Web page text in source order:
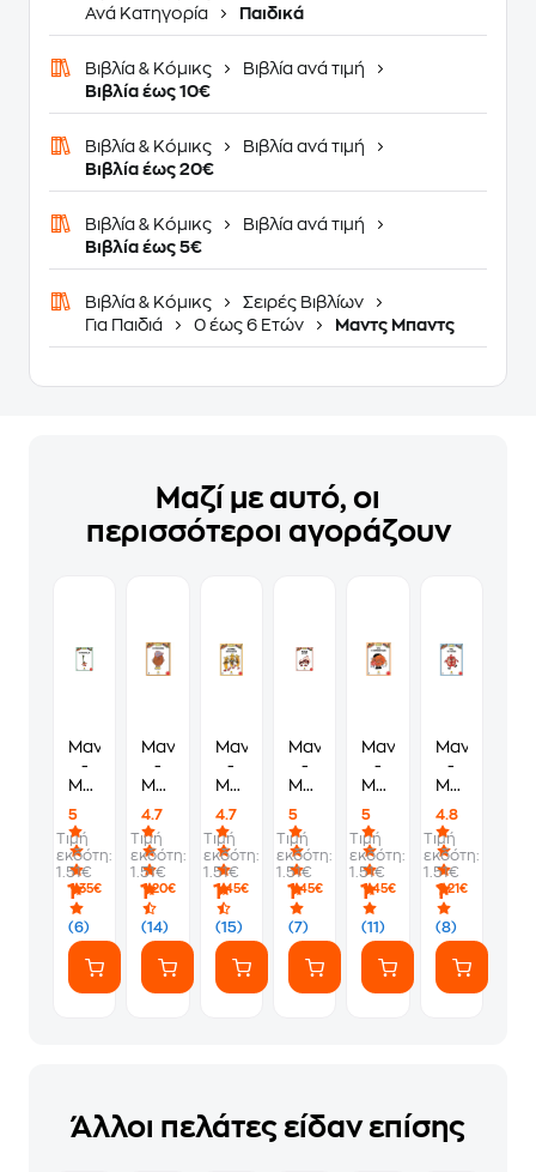
Ανά Κατηγορία
Παιδικά
Βιβλία & Κόμικς
Βιβλία ανά τιμή
Βιβλία έως 10€
Βιβλία & Κόμικς
Βιβλία ανά τιμή
Βιβλία έως 20€
Βιβλία & Κόμικς
Βιβλία ανά τιμή
Βιβλία έως 5€
Βιβλία & Κόμικς
Σειρές Βιβλίων
Για Παιδιά
0 έως 6 Ετών Μαντς Μπαντς
Μαζί με αυτό, οι
περισσότεροι αγοράζουν
Μαντς
-
Μπαντς
Το
Κρεμμυδάκι
5
(6)
Τιμή
εκδότη:
1.51€
1,35€
Μαντς
-
Μπαντς
Ο
Πατάτας
4.7
(14)
Τιμή
εκδότη:
1.51€
1,20€
Μαντς
-
Μπαντς
Οι
Τρεις
Μπανάνες
4.7
(15)
Τιμή
εκδότη:
1.51€
1,45€
Μαντς
-
Μπαντς
Μπάτον
και
Τάινυ,
τα
Μανιτάρια
5
(7)
Τιμή
εκδότη:
1.51€
1,45€
Μαντς
-
Μπαντς
Ο
Όλλυ,
ο
Κρεμμύδας
5
(11)
Τιμή
εκδότη:
1.51€
1,45€
Μαντς
-
Μπαντς
Πιτ
το
Πιπέρι
4.8
(8)
Τιμή
εκδότη:
1.51€
1,21€
Άλλοι πελάτες είδαν επίσης